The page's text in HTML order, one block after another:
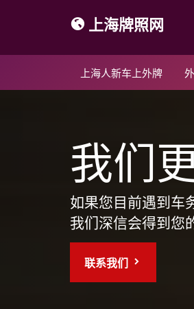
上海牌照网
上海人新车上外牌
我们
如果您目前遇到车
我们深信会得到您
联系我们